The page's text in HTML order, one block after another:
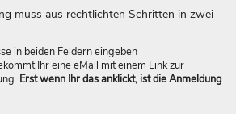
muss aus rechtlichten Schritten in zwei
in beiden Feldern eingeben
Ihr eine eMail mit einem Link zur
Erst wenn Ihr das anklickt, ist die Anmeldung